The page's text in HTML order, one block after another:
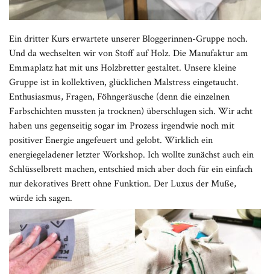
Ein dritter Kurs erwartete unserer Bloggerinnen-Gruppe noch.
Und da wechselten wir von Stoff auf Holz. Die Manufaktur am
Emmaplatz hat mit uns Holzbretter gestaltet. Unsere kleine
Gruppe ist in kollektiven, glücklichen Malstress eingetaucht.
Enthusiasmus, Fragen, Föhngeräusche (denn die einzelnen
Farbschichten mussten ja trocknen) überschlugen sich. Wir acht
haben uns gegenseitig sogar im Prozess irgendwie noch mit
positiver Energie angefeuert und gelobt. Wirklich ein
energiegeladener letzter Workshop. Ich wollte zunächst auch ein
Schlüsselbrett machen, entschied mich aber doch für ein einfach
nur dekoratives Brett ohne Funktion. Der Luxus der Muße,
würde ich sagen.